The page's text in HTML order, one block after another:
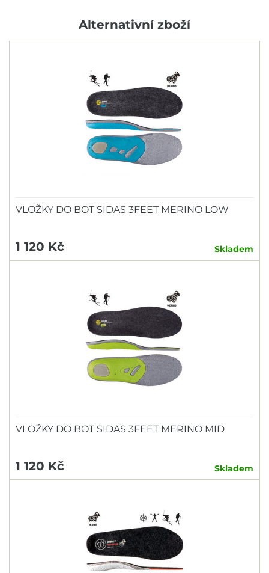
Alternativní zboží
VLOŽKY DO BOT SIDAS 3FEET MERINO LOW
1 120 Kč Skladem
VLOŽKY DO BOT SIDAS 3FEET MERINO MID
1 120 Kč Skladem